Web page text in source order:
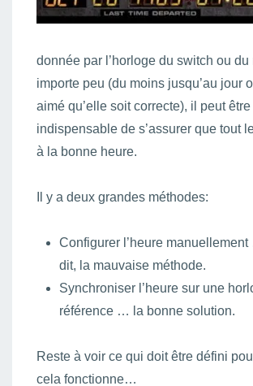
donnée par l’horloge du switch ou du
importe peu (du moins jusqu’au jour
aimé qu’elle soit correcte), il peut
indispensable de s’assurer que tout
à la bonne heure.
Il y a deux grandes méthodes:
Configurer l’heure
dit, la mauvaise méthode.
Synchroniser l’heure sur une
référence … la bonne solution.
Reste à voir ce qui doit être défini
cela fonctionne…